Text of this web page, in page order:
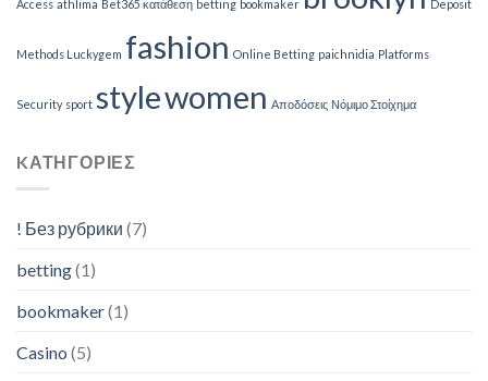
Access athlima Bet365 κατάθεση betting bookmaker Deposit
Methods Luckygem fashion Online Betting paichnidia Platforms
Security sport stylewomen Αποδόσεις Νόμιμο Στοίχημα
KΑΤΗΓΟΡΊΕΣ
! Без рубрики (7)
betting(1)
bookmaker(1)
Casino (5)